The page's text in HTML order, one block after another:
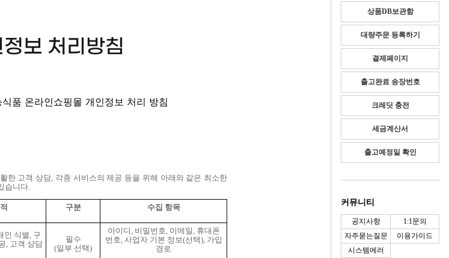
상품DB보관함
대량주문 등록하기
결제페이지
출고완료 송장번호
크레딧 충전
세금계산서
출고예정일 확인
커뮤니티
공지사항
1:1문의
자주묻는질문
이용가이드
시스템에러
보 처리방침
품 온라인쇼핑몰 개인정보 처리 방침
한 고객 상담 각종 서비스의 제공 등을 위해 아래와 같은 최소한
습니다
구분 수집 항목
인 식별, 구
, 고객 상담
필수
(일부 선택)
아이디 , 비밀번호, 이메일 , 휴대폰
번호, 사업자 기본 정보(선택), 가입
경로